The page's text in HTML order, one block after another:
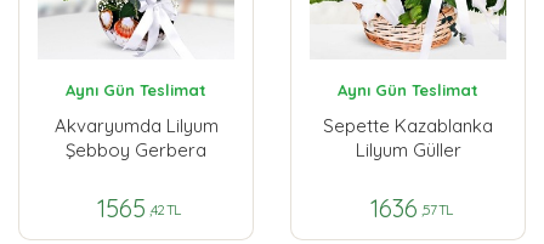
Aynı Gün Teslimat
Akvaryumda Lilyum
Şebboy Gerbera
1565 ,42 TL
Aynı Gün Teslimat
Sepette Kazablanka
Lilyum Güller
1636 ,57 TL